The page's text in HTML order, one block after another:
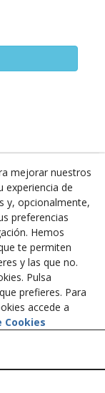
3
mejorar nuestros
experiencia de
y, opcionalmente,
preferencias
Hemos
te permiten
y las que no.
Pulsa
prefieres. Para
accede a
Cookies